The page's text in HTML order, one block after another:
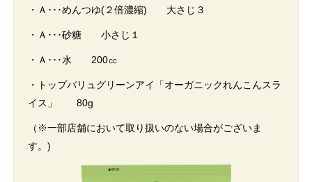
・Ａ･･･めんつゆ(２倍濃縮) 大さじ３
・Ａ･･･砂糖 小さじ１
・Ａ･･･水 200㏄
・トップバリュグリーンアイ「オーガニックれんこんスラ
イス」 80g
（※一部店舗において取り扱いのない場合がございま
す。)